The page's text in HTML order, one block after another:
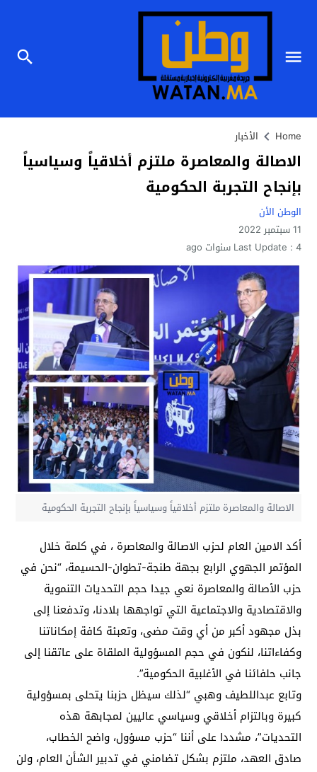
Home الأخبار
الاصالة والمعاصرة ملتزم أخلاقياً وسياسياً
بإنجاح التجربة الحكومية
الوطن الأن
11 سبتمبر 2022
Last Update : 4 سنوات ago
الاصالة والمعاصرة ملتزم أخلاقياً وسياسياً بإنجاح التجربة الحكومية
أكد الامين العام لحزب الاصالة والمعاصرة ، في كلمة خلال
المؤتمر الجهوي الرابع بجهة طنجة-تطوان-الحسيمة، “نحن في
حزب الأصالة والمعاصرة نعي جيدا حجم التحديات التنموية
والاقتصادية والاجتماعية التي تواجهها بلادنا، وتدفعنا إلى
بذل مجهود أكبر من أي وقت مضى، وتعبئة كافة إمكاناتنا
وكفاءاتنا، لنكون في حجم المسؤولية الملقاة على عاتقنا إلى
جانب حلفائنا في الأغلبية الحكومية”.
وتابع عبداللطيف وهبي “لذلك سيظل حزبنا يتحلى بمسؤولية
كبيرة وبالتزام أخلاقي وسياسي عاليين لمجابهة هذه
التحديات”، مشددا على أننا “حزب مسؤول، واضح الخطاب،
صادق العهد، ملتزم بشكل تضامني في تدبير الشأن العام، ولن